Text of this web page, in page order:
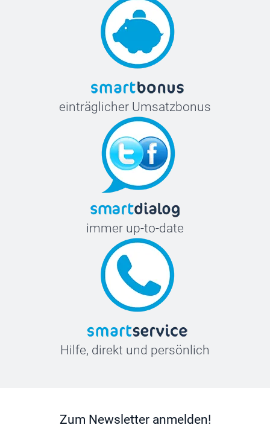
einträglicher Umsatzbonus
immer up-to-date
Hilfe, direkt und persönlich
Zum Newsletter anmelden!